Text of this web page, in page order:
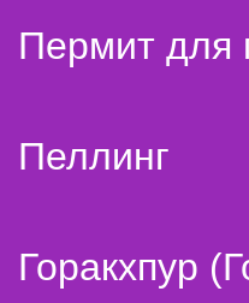
Пермит для
Пеллинг
Горакхпур